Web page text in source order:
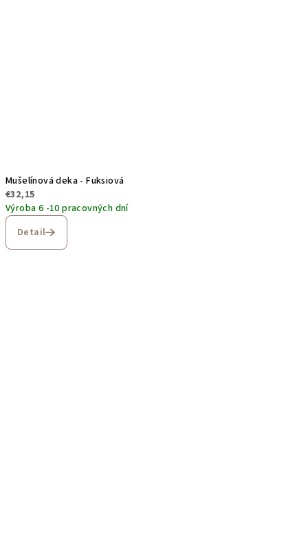
Mušelínová deka - Fuksiová
€32,15
Výroba 6 -10 pracovných dní
Detail